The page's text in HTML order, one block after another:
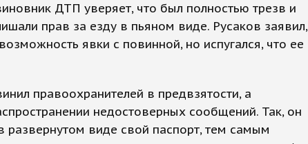
ДТП уверяет, что был полностью трезв и
прав за езду в пьяном виде. Русаков заявил,
явки с повинной, но испугался, что ее
правоохранителей в предвзятости, а
недостоверных сообщений. Так, он
развернутом виде свой паспорт, тем самым